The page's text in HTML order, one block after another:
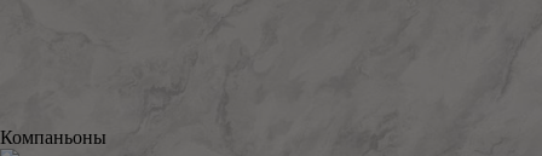
Компаньоны